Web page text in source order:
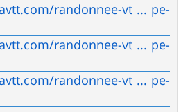
randonnee-vt ... pe-
randonnee-vt ... pe-
randonnee-vt ... pe-